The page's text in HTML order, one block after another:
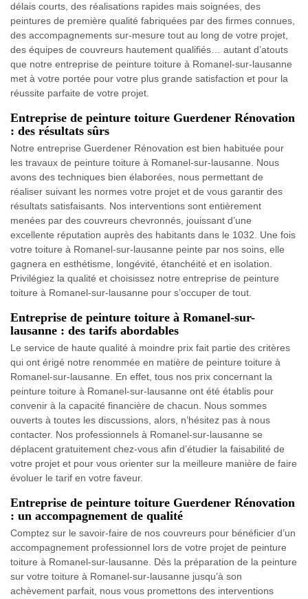
délais courts, des réalisations rapides mais soignées, des
peintures de première qualité fabriquées par des firmes connues,
des accompagnements sur-mesure tout au long de votre projet,
des équipes de couvreurs hautement qualifiés… autant d’atouts
que notre entreprise de peinture toiture à Romanel-sur-lausanne
met à votre portée pour votre plus grande satisfaction et pour la
réussite parfaite de votre projet.
Entreprise de peinture toiture Guerdener Rénovation
: des résultats sûrs
Notre entreprise Guerdener Rénovation est bien habituée pour
les travaux de peinture toiture à Romanel-sur-lausanne. Nous
avons des techniques bien élaborées, nous permettant de
réaliser suivant les normes votre projet et de vous garantir des
résultats satisfaisants. Nos interventions sont entièrement
menées par des couvreurs chevronnés, jouissant d’une
excellente réputation auprès des habitants dans le 1032. Une fois
votre toiture à Romanel-sur-lausanne peinte par nos soins, elle
gagnera en esthétisme, longévité, étanchéité et en isolation.
Privilégiez la qualité et choisissez notre entreprise de peinture
toiture à Romanel-sur-lausanne pour s’occuper de tout.
Entreprise de peinture toiture à Romanel-sur-
lausanne : des tarifs abordables
Le service de haute qualité à moindre prix fait partie des critères
qui ont érigé notre renommée en matière de peinture toiture à
Romanel-sur-lausanne. En effet, tous nos prix concernant la
peinture toiture à Romanel-sur-lausanne ont été établis pour
convenir à la capacité financière de chacun. Nous sommes
ouverts à toutes les discussions, alors, n’hésitez pas à nous
contacter. Nos professionnels à Romanel-sur-lausanne se
déplacent gratuitement chez-vous afin d’étudier la faisabilité de
votre projet et pour vous orienter sur la meilleure manière de faire
évoluer le tarif en votre faveur.
Entreprise de peinture toiture Guerdener Rénovation
: un accompagnement de qualité
Comptez sur le savoir-faire de nos couvreurs pour bénéficier d’un
accompagnement professionnel lors de votre projet de peinture
toiture à Romanel-sur-lausanne. Dès la préparation de la peinture
sur votre toiture à Romanel-sur-lausanne jusqu’à son
achèvement parfait, nous vous promettons des interventions